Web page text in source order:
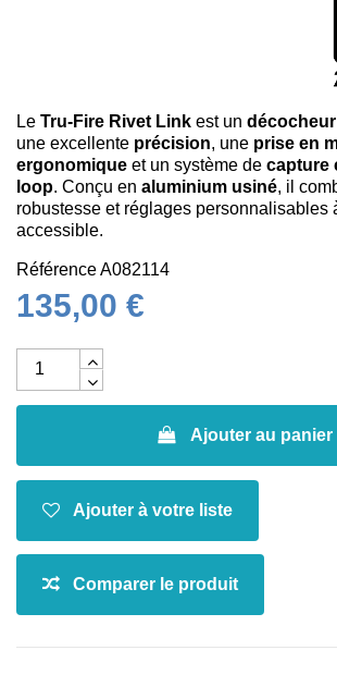
Le Tru-Fire Rivet Link est un
une excellente précision, une prise en
ergonomique et un système de capture
loop. Conçu en aluminium usiné, il
robustesse et réglages personnalisables
accessible.
RéférenceA082114
135,00 €
Ajouter au panier